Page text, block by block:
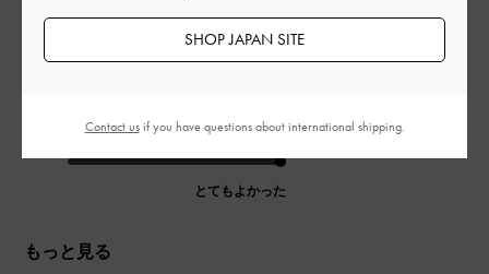
サイズ: その他（シューズ以外） |カラー: ブラック系
とてもよかった
もっと見る
SHOP JAPAN SITE
Contact usif you have questions about international shipping.